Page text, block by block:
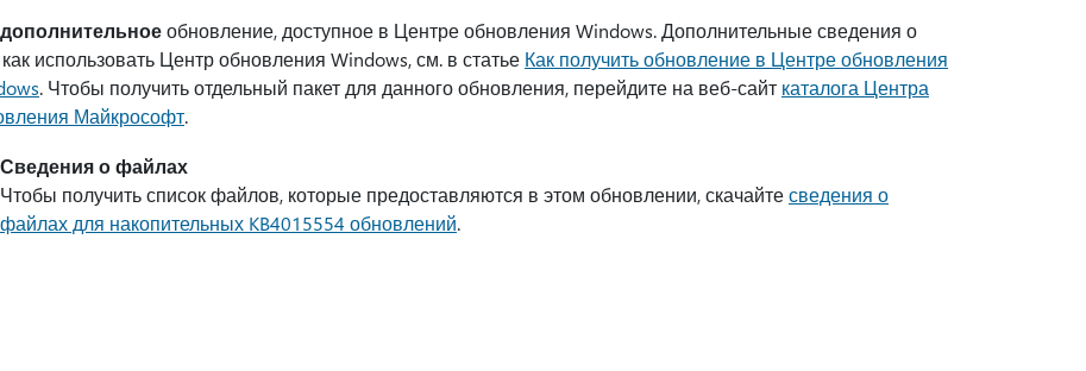
дополнительноеобновление, доступное в Центре обновления Windows. Дополнительные сведения о
использовать Центр обновления Windows, см. в статье Как получить обновление в Центре обновления
. Чтобы получить отдельный пакет для данного обновления, перейдите на веб-сайт каталога Центра
Майкрософт.
Сведения о файлах
Чтобы получить список файлов, которые предоставляются в этом обновлении, скачайтесведения о
файлах для накопительных KB4015554 обновлений.